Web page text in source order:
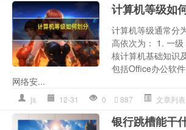
计算机等级如
计算机等级通常分
高依次为： 1. 一
核计算机基础知识
包括Office办公软件
网络安...
js 12-31 0 887 文章列表
银行跳槽能干